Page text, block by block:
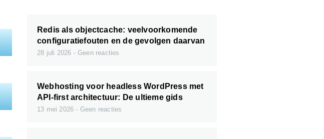
Redis als objectcache: veelvoorkomende
configuratiefouten en de gevolgen daarvan
28 juli 2026 Geen reacties
Webhosting voor headless WordPress met
API-first architectuur: De ultieme gids
13 mei 2026 Geen reacties